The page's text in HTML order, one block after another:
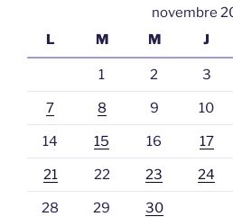
novembre
L
M M J
1 2 3
7 8 9 10
14 15 16 17
21 22 23 24
28 29 30